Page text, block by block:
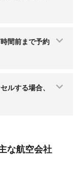
間前まで予約
ルする場合、
な航空会社